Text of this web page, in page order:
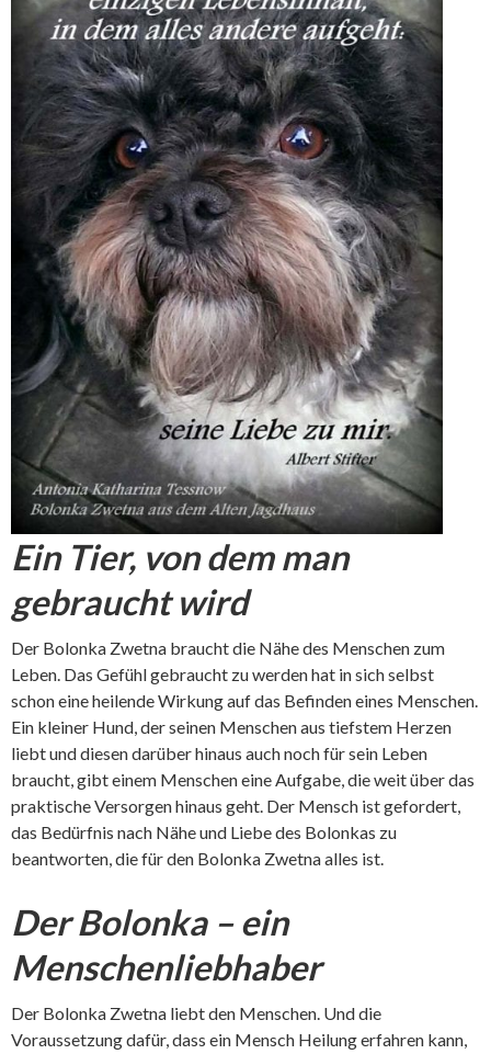
Ein Tier, von dem man
gebraucht wird
Der Bolonka Zwetna braucht die Nähe des Menschen zum
Leben. Das Gefühl gebraucht zu werden hat in sich selbst
schon eine heilende Wirkung auf das Befinden eines Menschen.
Ein kleiner Hund, der seinen Menschen aus tiefstem Herzen
liebt und diesen darüber hinaus auch noch für sein Leben
braucht, gibt einem Menschen eine Aufgabe, die weit über das
praktische Versorgen hinaus geht. Der Mensch ist gefordert,
das Bedürfnis nach Nähe und Liebe des Bolonkas zu
beantworten, die für den Bolonka Zwetna alles ist.
Der Bolonka – ein
Menschenliebhaber
Der Bolonka Zwetna liebt den Menschen. Und die
Voraussetzung dafür, dass ein Mensch Heilung erfahren kann,